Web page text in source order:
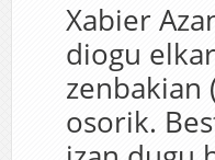
Xabier
diogu
zenbakian
osorik.